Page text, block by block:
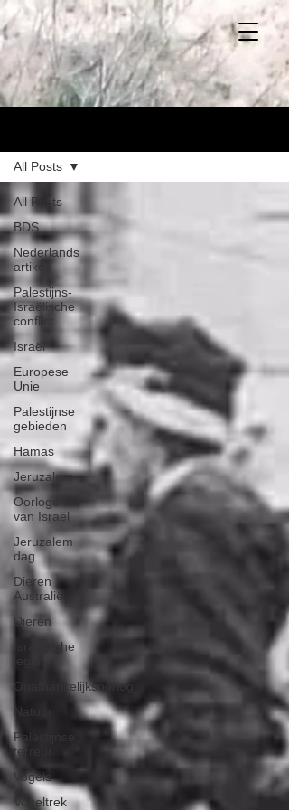
All Posts
BDS
Nederlands
artikel
Palestijns-
Israëlische
conflict
Israël
Europese
Unie
Palestijnse
gebieden
Hamas
Jeruzalem
Oorlogen
van Israël
Jeruzalem
dag
Dieren
Australië
Dieren
Israëlische
Onafhankelijksoorlog
Natuur
Palestijnse
terreur
Vogels
Vogeltrek
All Posts